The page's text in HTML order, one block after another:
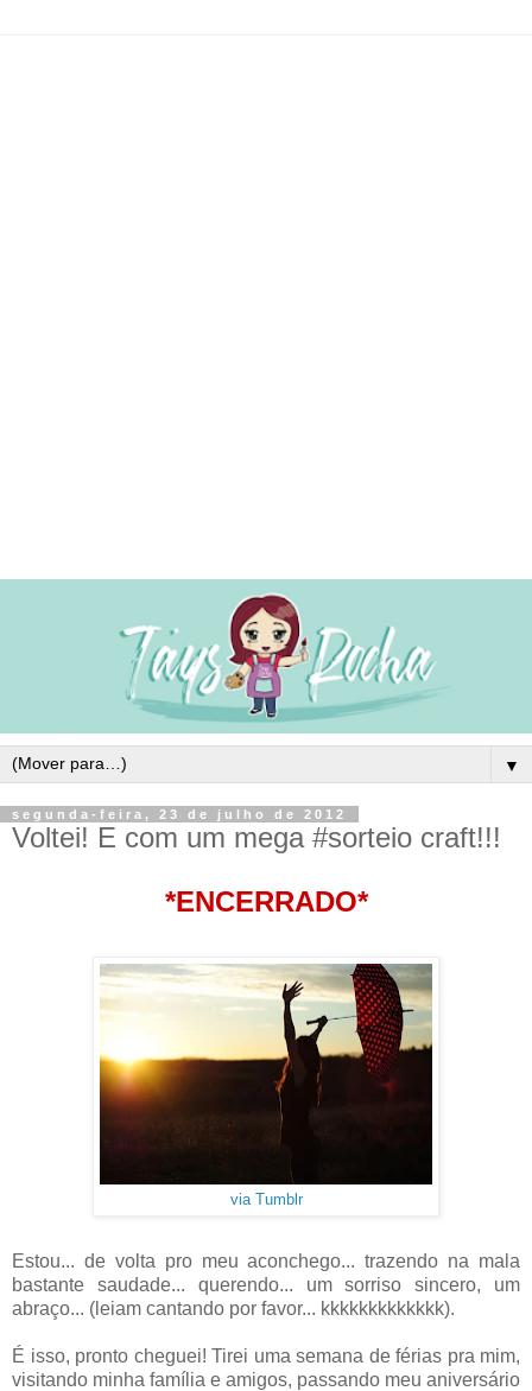
▼
segunda-feira, 23 de julho de 2012
Voltei! E com um mega #sorteio craft!!!
*ENCERRADO*
via Tumblr
Estou... de volta pro meu aconchego... trazendo na mala
bastante saudade... querendo... um sorriso sincero, um
abraço... (leiam cantando por favor... kkkkkkkkkkkkk).
É isso, pronto cheguei! Tirei uma semana de férias pra mim,
visitando minha família e amigos, passando meu aniversário